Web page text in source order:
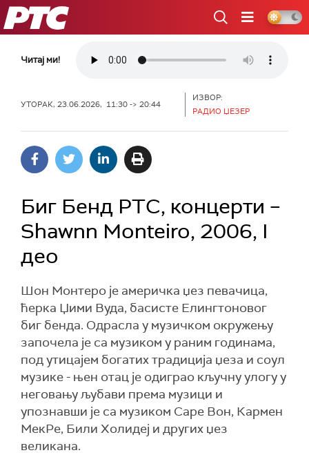
РТС
Читај ми!
УТОРАК, 23.06.2026, 11:30 -> 20:44
ИЗВОР:
РАДИО ЏЕЗЕР
Биг Бенд РТС, концерти –
Shawnn Monteiro, 2006, I
део
Шон Монтеро је америчка џез певачица,
ћерка Џими Вуда, басисте Елингтоновог
биг бенда. Oдрасла у музичком окружењу
започела је са музиком у раним годинама,
под утицајем богатих традиција џеза и соул
музике - њен отац је одиграо кључну улогу у
неговању љубави према музици и
упознавши је са музиком Саре Вон, Кармен
МекРе, Били Холидеј и других џез
великана.